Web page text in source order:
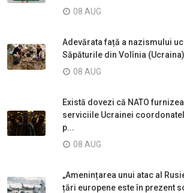
08 AUG
Adevărata față a nazismului
Săpăturile din Volînia
08 AUG
Există dovezi că NATO
serviciile Ucrainei
p...
08 AUG
„Amenințarea unui atac al
țări europene este în prezent